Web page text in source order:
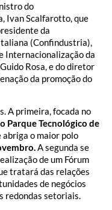
do
Ivan Scalfarotto, que
da
(Confindustria),
Internacionalização da
Rosa, e do diretor
da promoção do
A primeira, focada no
Parque Tecnológico de
abriga o maior polo
A segunda se
de um Fórum
tratará das relações
de negócios
redondas setoriais.